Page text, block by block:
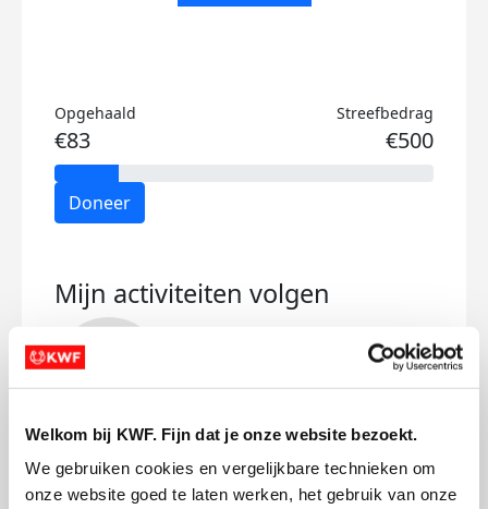
Welkom bij KWF. Fijn dat je onze website bezoekt.
We gebruiken cookies en vergelijkbare technieken om
onze website goed te laten werken, het gebruik van onze
Opgehaald
€83
Streefbedrag
€500
Doneer
Mijn activiteiten volgen
165
kms